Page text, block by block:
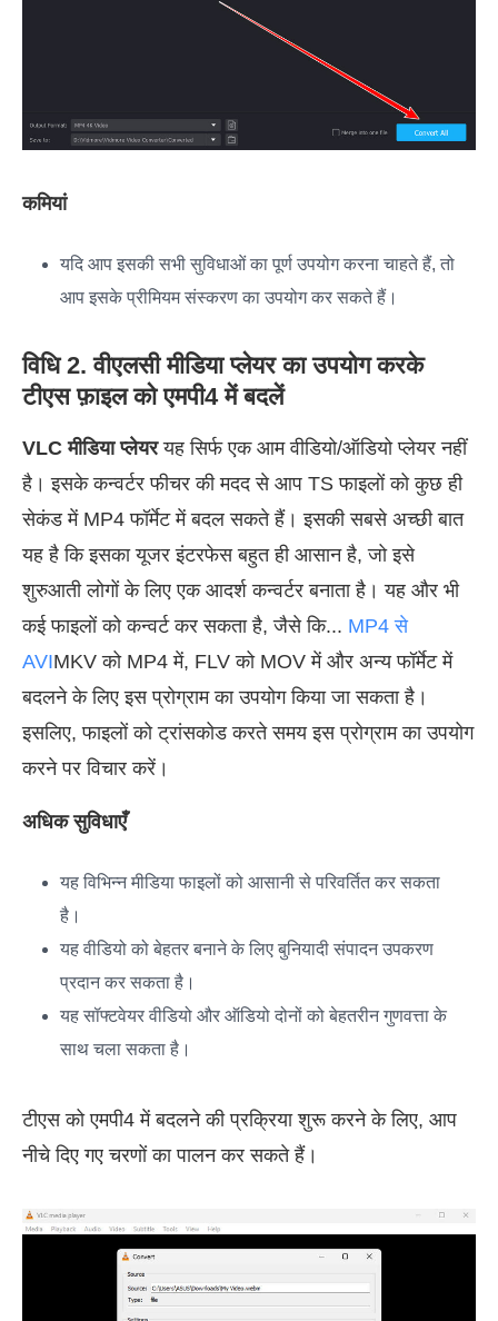
कमियां
यदि आप इसकी सभी सुविधाओं का पूर्ण उपयोग करना चाहते हैं, तो
आप इसके प्रीमियम संस्करण का उपयोग कर सकते हैं।
विधि 2. वीएलसी मीडिया प्लेयर का उपयोग करके
टीएस फ़ाइल को एमपी4 में बदलें
VLC मीडिया प्लेयरयह सिर्फ एक आम वीडियो/ऑडियो प्लेयर नहीं
है। इसके कन्वर्टर फीचर की मदद से आप TS फाइलों को कुछ ही
सेकंड में MP4 फॉर्मेट में बदल सकते हैं। इसकी सबसे अच्छी बात
यह है कि इसका यूजर इंटरफेस बहुत ही आसान है, जो इसे
शुरुआती लोगों के लिए एक आदर्श कन्वर्टर बनाता है। यह और भी
कई फाइलों को कन्वर्ट कर सकता है, जैसे कि... MP4 से
AVIMKV को MP4 में, FLV को MOV में और अन्य फॉर्मेट में
बदलने के लिए इस प्रोग्राम का उपयोग किया जा सकता है।
इसलिए, फाइलों को ट्रांसकोड करते समय इस प्रोग्राम का उपयोग
करने पर विचार करें।
अधिक सुविधाएँ
यह विभिन्न मीडिया फाइलों को आसानी से परिवर्तित कर सकता
है।
यह वीडियो को बेहतर बनाने के लिए बुनियादी संपादन उपकरण
प्रदान कर सकता है।
यह सॉफ्टवेयर वीडियो और ऑडियो दोनों को बेहतरीन गुणवत्ता के
साथ चला सकता है।
टीएस को एमपी4 में बदलने की प्रक्रिया शुरू करने के लिए, आप
नीचे दिए गए चरणों का पालन कर सकते हैं।